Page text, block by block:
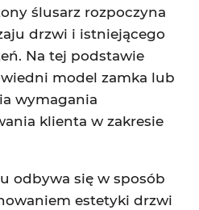
ślusarz rozpoczyna
drzwi i istniejącego
Na tej podstawie
model zamka lub
wymagania
klienta w zakresie
odbywa się w sposób
estetyki drzwi